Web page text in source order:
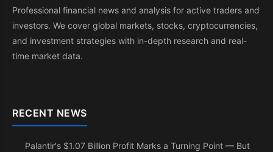
Professional financial news and analysis for active traders and
investors. We cover global markets, stocks, cryptocurrencies,
and investment strategies with in-depth research and real-
time market data.
RECENT NEWS
Palantir's $1.07 Billion Profit Marks a Turning Point — But